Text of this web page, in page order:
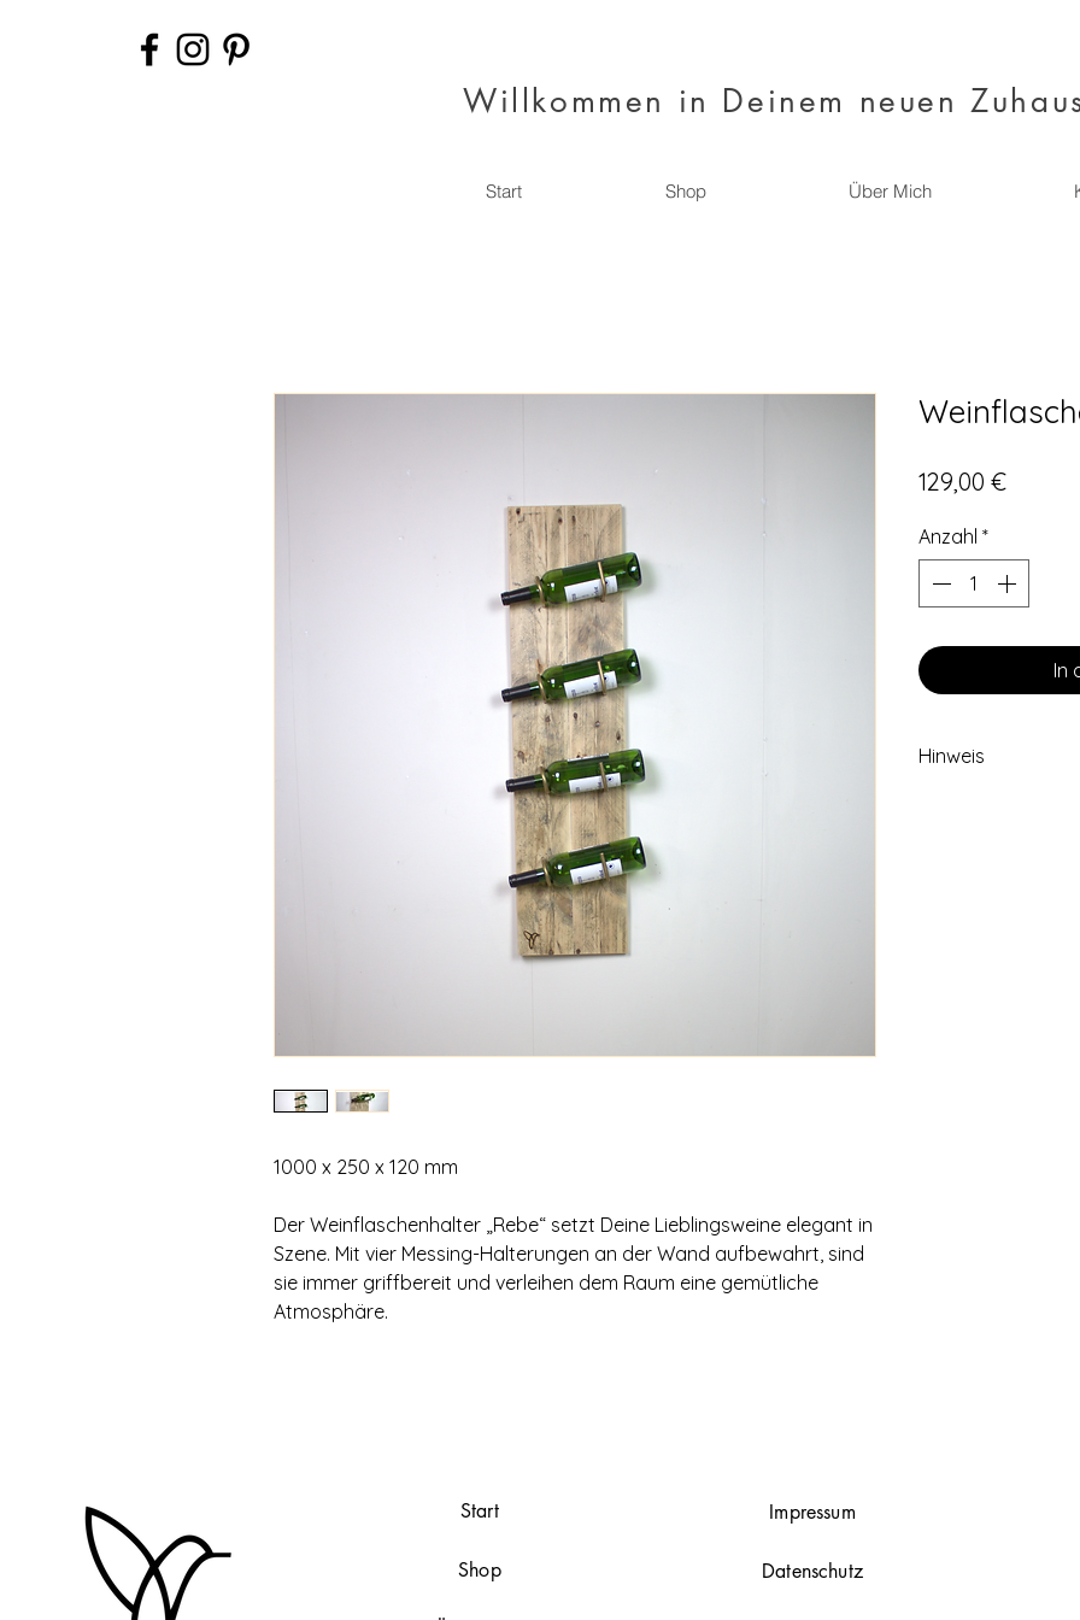
Willkommen in Deinem neuen
Start Shop Über Mich
1000 x 250 x 120 mm
Der Weinflaschenhalter „Rebe“ setzt Deine Lieblingsweine elegant in
Szene. Mit vier Messing-Halterungen an der Wand aufbewahrt, sind
sie immer griffbereit und verleihen dem Raum eine gemütliche
Atmosphäre.
129,00 €Preis
Anzahl *
In
Hinweis
Start
Shop
Impressum
Datenschutz